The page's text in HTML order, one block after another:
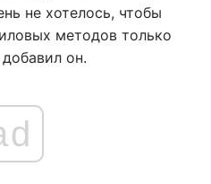
не хотелось, чтобы
методов только
он.